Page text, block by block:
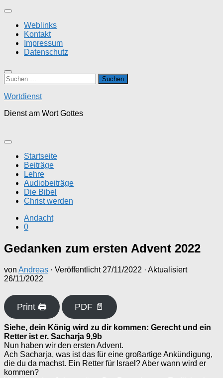
Zum
springenWeblinks
Kontakt
Impressum
Datenschutz
Suchen
nach:
Wortdienst
Dienst am Wort Gottes
Startseite
Beiträge
Lehre
Audiobeiträge
Die Bibel
Christ werden
Andacht
0
Gedanken zum ersten Advent 2022
von Andreas · Veröffentlicht 27/11/2022 · Aktualisiert
26/11/2022
Print 🖨 PDF 📄
Siehe, dein König wird zu dir kommen: Gerecht und ein
Retter ist er. Sacharja 9,9b
Nun haben wir den ersten Advent.
Ach Sacharja, was ist das für eine großartige Ankündigung,
die du da machst. Ein Retter für Israel? Aber wann wird er
kommen?